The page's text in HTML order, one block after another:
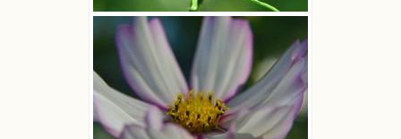
Kosmos pierzasty
Joanna Boisse